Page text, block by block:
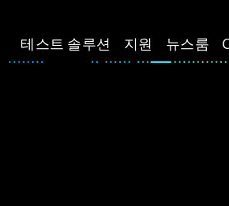
테스트 솔루션 지원 뉴스룸